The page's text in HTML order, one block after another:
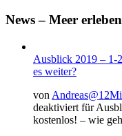
News – Meer erleben
Ausblick 2019 – 1-
es weiter?
von
deaktiviert für
kostenlos! – wie